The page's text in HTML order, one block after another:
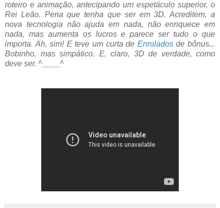
roteiro e animação, antecipando um espetáculo superior, o
Rei Leão. Pena que tenha que ser em 3D. Acreditem, a
nova tecnologia não ajuda em nada, não enriquece em
nada, mas aumenta os lucros e parece ser tudo o que
importa. Ah, sim! E teve um curta de Enroladosde bônus...
Bobinho, mas simpático. E, claro, 3D de verdade, como
deve ser. ^____^